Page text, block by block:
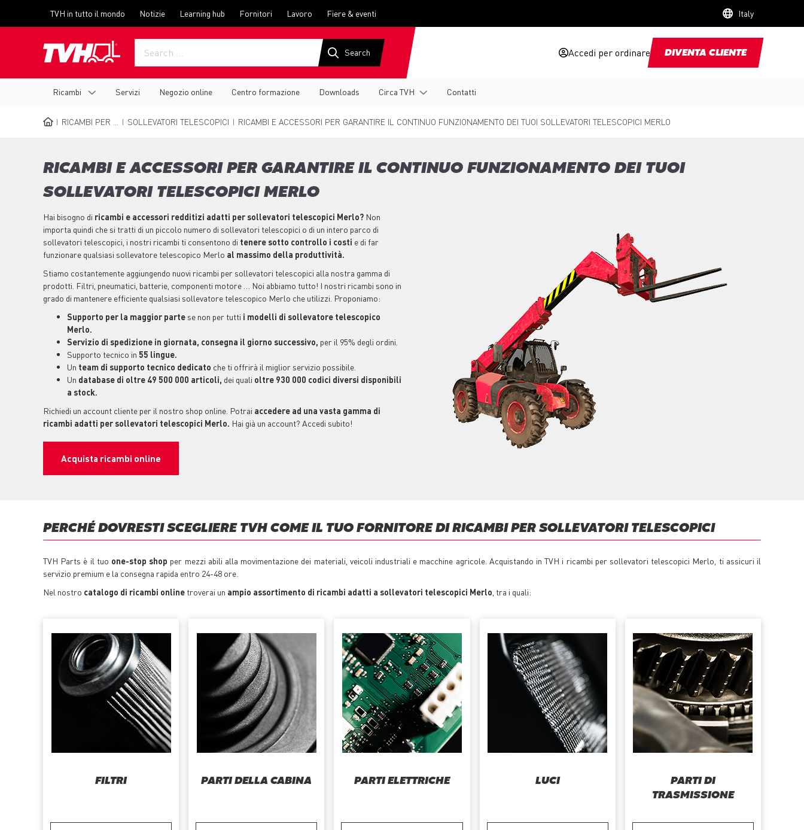
menu
TVH in tutto il mondo Notizie Learning hub Fornitori Lavoro Fiere & eventi Italy
Accedi per ordinare DIVENTA CLIENTE
navigation
Ricambi Servizi Negozio online Centro formazione Downloads Circa TVH Contatti
RICAMBI PER ... SOLLEVATORI TELESCOPICI RICAMBI E ACCESSORI PER GARANTIRE IL CONTINUO FUNZIONAMENTO DEI TUOI SOLLEVATORI TELESCOPICI MERLO
RICAMBI E ACCESSORI PER GARANTIRE IL CONTINUO FUNZIONAMENTO DEI TUOI
SOLLEVATORI TELESCOPICI MERLO
Hai bisogno di ricambi e accessori redditizi adatti per sollevatori telescopici Merlo? Non
importa quindi che si tratti di un piccolo numero di sollevatori telescopici o di un intero parco di
sollevatori telescopici, i nostri ricambi ti consentono di tenere sotto controllo i costi e di far
funzionare qualsiasi sollevatore telescopico Merlo al massimo della produttività.
Stiamo costantemente aggiungendo nuovi ricambi per sollevatori telescopici alla nostra gamma di
prodotti. Filtri, pneumatici, batterie, componenti motore … Noi abbiamo tutto! I nostri ricambi sono in
grado di mantenere efficiente qualsiasi sollevatore telescopico Merlo che utilizzi. Proponiamo:
Supporto per la maggior parte se non per tutti i modelli di sollevatore telescopico
Merlo.
Servizio di spedizione in giornata, consegna il giorno successivo, per il 95% degli ordini.
Supporto tecnico in 55 lingue.
Un team di supporto tecnico dedicato che ti offrirà il miglior servizio possibile.
Un database di oltre 49 500 000 articoli, dei quali oltre 930 000 codici diversi disponibili
a stock.
Richiedi un account cliente per il nostro shop online. Potrai accedere ad una vasta gamma di
ricambi adatti per sollevatori telescopici Merlo. Hai già un account? Accedi subito!
Acquista ricambi online
PERCHÉ DOVRESTI SCEGLIERE TVH COME IL TUO FORNITORE DI RICAMBI PER SOLLEVATORI TELESCOPICI
TVH Parts è il tuo one-stop shop per mezzi abili alla movimentazione dei materiali, veicoli industriali e macchine agricole. Acquistando in TVH i ricambi per sollevatori telescopici Merlo, ti assicuri il
servizio premium e la consegna rapida entro 24-48 ore.
Nel nostro catalogo di ricambi online troverai un ampio assortimento di ricambi adatti a sollevatori telescopici Merlo , tra i quali:
FILTRI PARTI DELLA CABINA PARTI ELETTRICHE LUCI
PARTI DI
TRASMISSIONE